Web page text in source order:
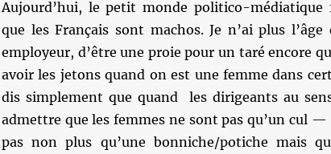
Aujourd’hui, le petit monde politico-
que les Français sont machos. Je n’ai plus
employeur, d’être une proie pour un taré encore
avoir les jetons quand on est une femme dans
dis simplement que quand les dirigeants au
admettre que les femmes ne sont pas qu’un cul
pas non plus qu’une bonniche/potiche mais